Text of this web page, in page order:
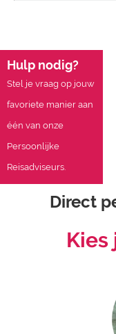
Hulp nodig?
Stel je vraag op jouw
favoriete manier aan
één van onze
Persoonlijke
Reisadviseurs.
Direct